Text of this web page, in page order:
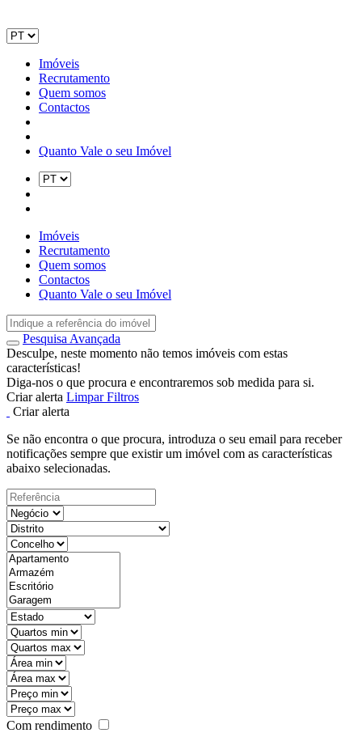
Imóveis
Recrutamento
Quem somos
Contactos
Quanto Vale o seu Imóvel
Imóveis
Recrutamento
Quem somos
Contactos
Quanto Vale o seu Imóvel
Pesquisa Avançada
Desculpe, neste momento não temos imóveis com estas
características!
Diga-nos o que procura e encontraremos sob medida para si.
Criar alerta Limpar Filtros
Criar alerta
Se não encontra o que procura, introduza o seu email para receber
notificações sempre que existir um imóvel com as características
abaixo selecionadas.
Com rendimento